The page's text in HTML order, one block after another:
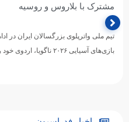
مشترک با بلاروس و روسیه
تیم ملی واترپلوی بزرگسالان ایران در
بازی‌های آسیایی ۲۰۲۶ ناگویا، اردوی خود را در…